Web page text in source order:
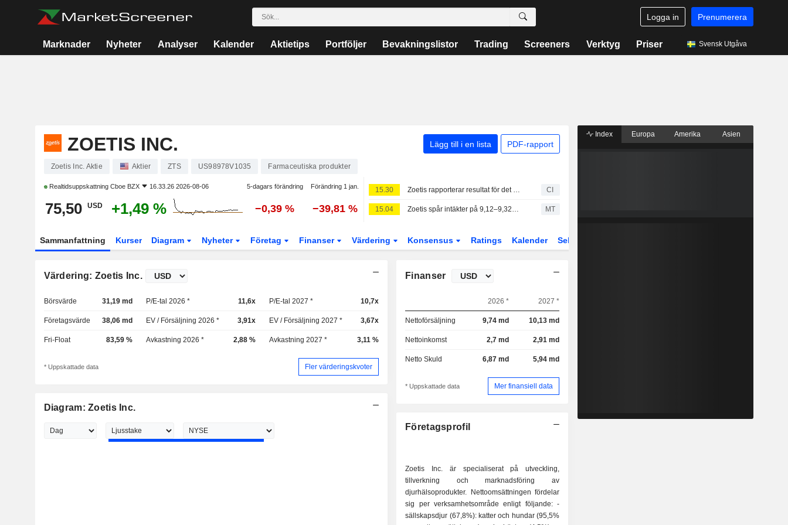
Logga in Prenumerera
Marknader Nyheter Analyser Kalender Aktietips Portföljer Bevakningslistor Trading Screeners Verktyg Priser Svensk Utgåva
ZOETIS INC. Lägg till i en lista PDF-rapport
Zoetis Inc. Aktie Aktier ZTS US98978V1035 Farmaceutiska produkter
Realtidsuppskattning Cboe BZX 16.33.26 2026-08-06 5-dagars förändring Förändring 1 jan.
75,50 USD +1,49 % −0,39 % −39,81 %
15.30 Zoetis rapporterar resultat för det andra kvartalet och första halvåret 2026 CI
15.04 Zoetis spår intäkter på 9,12–9,32 miljarder dollar för helåret 2026 – lägre än väntade 9,72 miljarder dollar MT
Sammanfattning Kurser Diagram Nyheter Företag Finanser Värdering Konsensus Ratings Kalender Sektor
Värdering: Zoetis Inc.
Börsvärde 31,19 md P/E-tal 2026 * 11,6x P/E-tal 2027 * 10,7x
Företagsvärde 38,06 md EV / Försäljning 2026 * 3,91x EV / Försäljning 2027 * 3,67x
Fri-Float 83,59 % Avkastning 2026 * 2,88 % Avkastning 2027 * 3,11 %
* Uppskattade data Fler värderingskvoter
Diagram: Zoetis Inc.
Finanser
2026 * 2027 *
Nettoförsäljning 9,74 md 10,13 md
Nettoinkomst 2,7 md 2,91 md
Netto Skuld 6,87 md 5,94 md
* Uppskattade data Mer finansiell data
Företagsprofil
Zoetis Inc. är specialiserat på utveckling,
tillverkning och marknadsföring av
djurhälsoprodukter. Nettoomsättningen fördelar
sig per verksamhetsområde enligt följande: -
sällskapsdjur (67,8%): katter och hundar (95,5%
Index Europa Amerika Asien